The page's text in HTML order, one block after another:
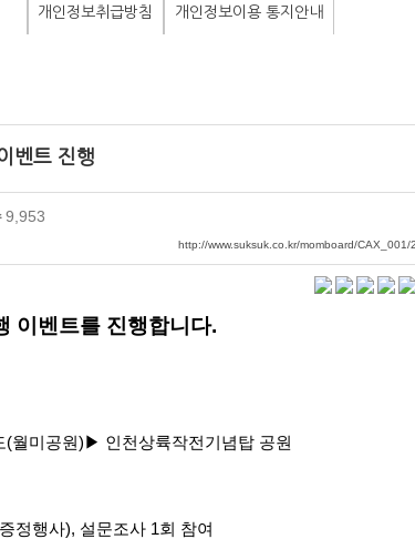
개인정보취급방침 개인정보이용 통지안내
벤트 진행
9,953
http://www.suksuk.co.kr/momboard/CAX_001/
이벤트를 진행합니다.
미공원)▶ 인천상륙작전기념탑 공원
정행사), 설문조사 1회 참여